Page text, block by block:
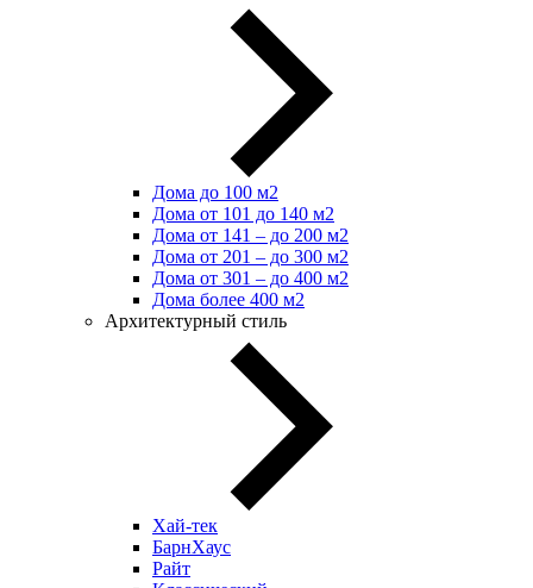
Дома до 100 м2
Дома от 101 до 140 м2
Дома от 141 – до 200 м2
Дома от 201 – до 300 м2
Дома от 301 – до 400 м2
Дома более 400 м2
Архитектурный стиль
Хай-тек
БарнХаус
Райт